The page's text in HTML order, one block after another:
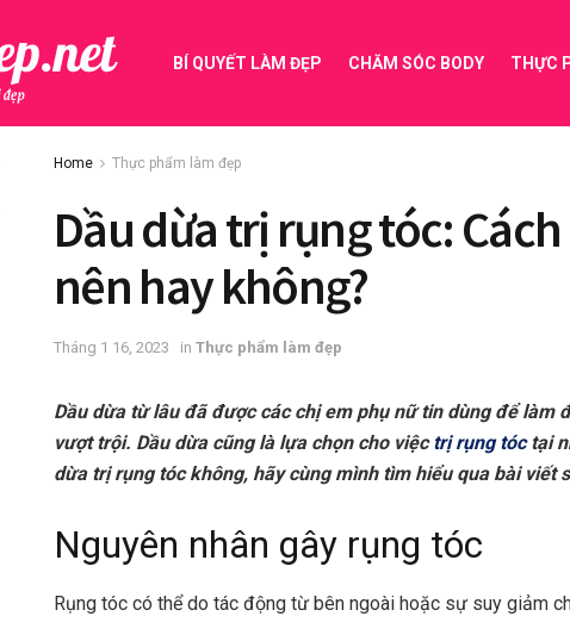
BÍ QUYẾT LÀM ĐẸP CHĂM SÓC BODY THỰC
Home Thực phẩm làm đẹp
Dầu dừa trị rụng tóc:
nên hay không?
Tháng 1 16, 2023 in Thực phẩm làm đẹp
Dầu dừa từ lâu đã được các chị em phụ nữ tin dùng để làm
vượt trội. Dầu dừa cũng là lựa chọn cho việctrị rụng tóctại
dừa trị rụng tóc không, hãy cùng mình tìm hiểu qua bài viết
Nguyên nhân gây rụng tóc
Rụng tóc có thể do tác động từ bên ngoài hoặc sự suy giảm